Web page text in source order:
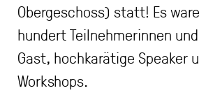
Obergeschoss) statt! Es
hundert Teilnehmerinnen
Gast, hochkarätige Speaker
Workshops.